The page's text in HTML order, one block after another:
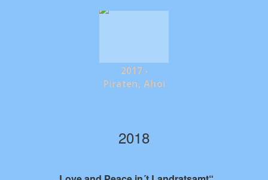
2017 -
Piraten, Ahoi
2018